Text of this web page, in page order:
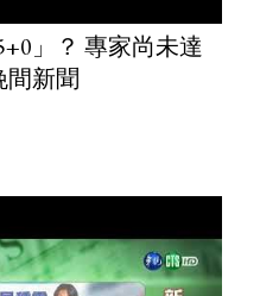
」？ 專家尚未達
間新聞